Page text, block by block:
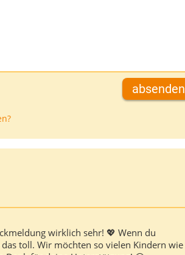
absenden
wirklich sehr! 💖 Wenn du
toll. Wir möchten so vielen Kindern wie